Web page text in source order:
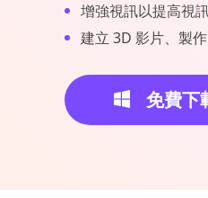
增強視訊以提高視訊
建立 3D 影片、製
免費下